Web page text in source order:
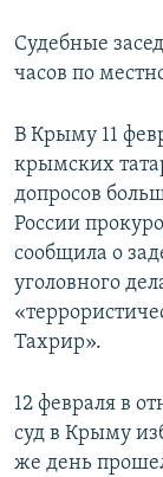
Судебные
часов по
В Крыму 11
крымских
допросов
России
сообщила о
уголовного
Тахрир».
12 февраля в
суд в Крыму
же день